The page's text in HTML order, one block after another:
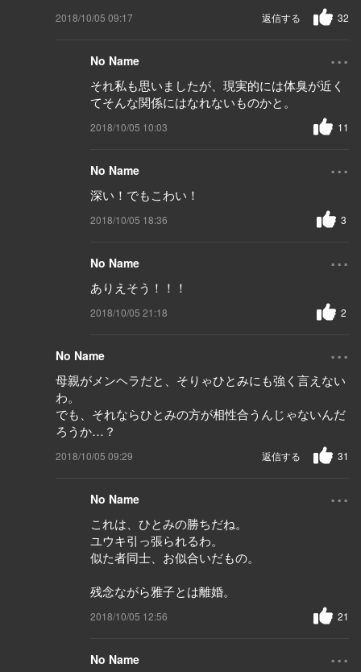
2018/10/05 09:17 32
返信する
No Name ...
それ私も思いましたが、現実的には体臭が近く
てそんな関係にはなれないものかと。
2018/10/05 10:03 11
No Name ...
深い！でもこわい！
2018/10/05 18:36 3
No Name ...
ありえそう！！！
2018/10/05 21:18 2
No Name ...
母親がメンヘラだと、そりゃひとみにも強く言えない
わ。
でも、それならひとみの方が相性合うんじゃないんだ
ろうか…？
2018/10/05 09:29 31
返信する
No Name ...
これは、ひとみの勝ちだね。
ユウキ引っ張られるわ。
似た者同士、お似合いだもの。
残念ながら雅子とは離婚。
2018/10/05 12:56 21
No Name ...